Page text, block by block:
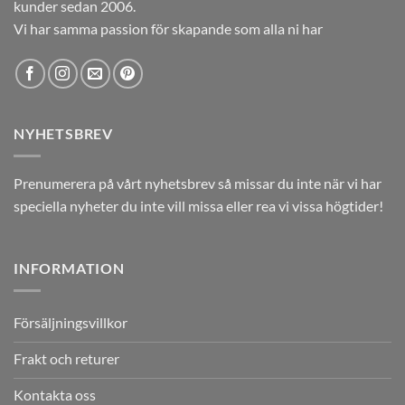
kunder sedan 2006.
Vi har samma passion för skapande som alla ni har
NYHETSBREV
Prenumerera på vårt nyhetsbrev så missar du inte när vi har
speciella nyheter du inte vill missa eller rea vi vissa högtider!
INFORMATION
Försäljningsvillkor
Frakt och returer
Kontakta oss